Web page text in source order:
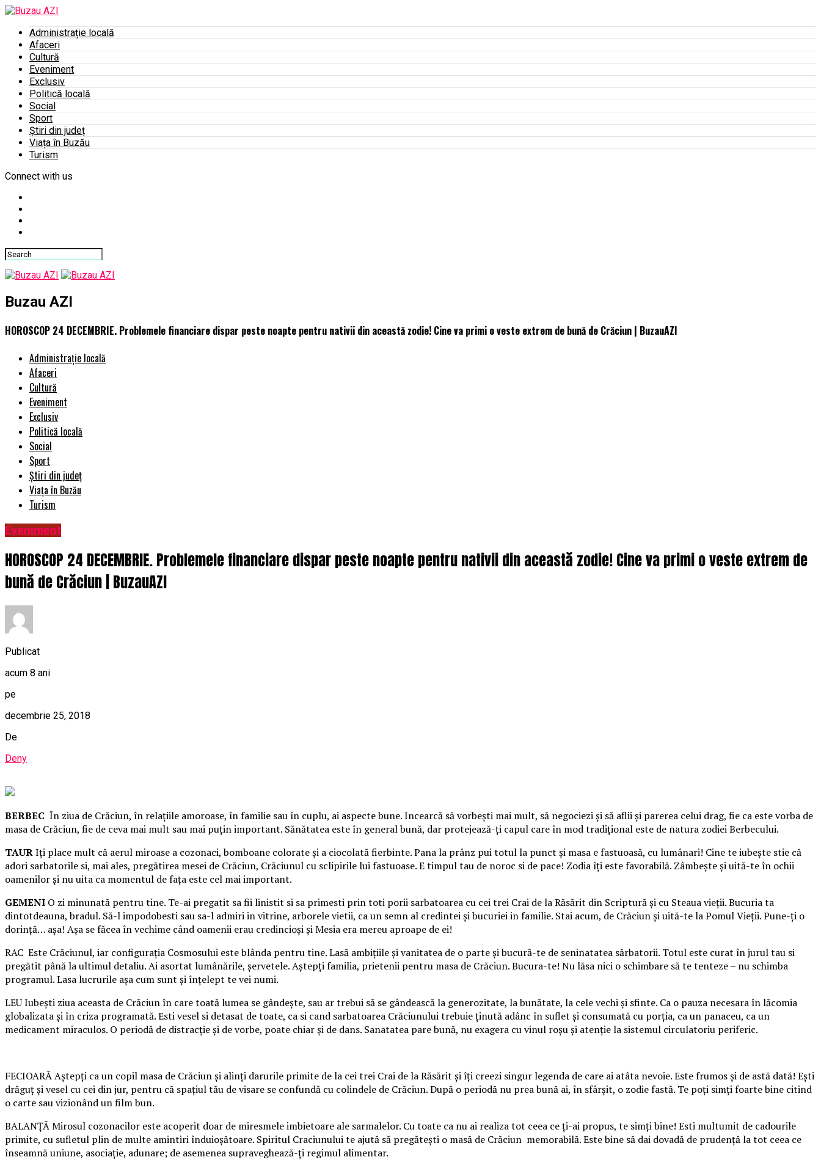
Administrație locală
Afaceri
Cultură
Eveniment
Exclusiv
Politică locală
Social
Sport
Știri din județ
Viața în Buzău
Turism
Connect with us
Buzau AZI
HOROSCOP 24 DECEMBRIE. Problemele financiare dispar peste noapte pentru nativii din această zodie! Cine va primi o veste extrem de bună de Crăciun | BuzauAZI
Administrație locală
Afaceri
Cultură
Eveniment
Exclusiv
Politică locală
Social
Sport
Știri din județ
Viața în Buzău
Turism
Eveniment
HOROSCOP 24 DECEMBRIE. Problemele financiare dispar peste noapte pentru nativii din această zodie! Cine va primi o veste extrem de
bună de Crăciun | BuzauAZI
Publicat
acum 8 ani
pe
decembrie 25, 2018
De
Deny
BERBEC În ziua de Crăciun, în relaţiile amoroase, în familie sau în cuplu, ai aspecte bune. Incearcă să vorbeşti mai mult, să negociezi şi să aflii şi parerea celui drag, fie ca este vorba de
masa de Crăciun, fie de ceva mai mult sau mai puţin important. Sănătatea este în general bună, dar protejează-ţi capul care în mod tradiţional este de natura zodiei Berbecului.
TAURIţi place mult că aerul miroase a cozonaci, bomboane colorate şi a ciocolată fierbinte.Pana la prânz pui totul la punct şi masa e fastuoasă, cu lumânari! Cine te iubeşte stie că
adori sarbatorile si, mai ales, pregătirea mesei de Crăciun, Crăciunul cu sclipirile lui fastuoase. E timpul tau de noroc si de pace! Zodia îţi este favorabilă. Zâmbeşte şi uită-te în ochii
oamenilor şi nu uita ca momentul de faţa este cel mai important.
GEMENI O zi minunată pentru tine. Te-ai pregatit sa fii linistit si sa primesti prin toti porii sarbatoarea cu cei trei Crai de la Răsărit din Scriptură şi cu Steaua vieţii. Bucuria ta
dintotdeauna, bradul. Să-l impodobesti sau sa-l admiri in vitrine, arborele vietii, ca un semn al credintei şi bucuriei in familie. Stai acum, de Crăciun şi uită-te la Pomul Vieţii. Pune-ţi o
dorinţă… aşa! Aşa se făcea în vechime când oamenii erau credincioşi şi Mesia era mereu aproape de ei!
RAC Este Crăciunul, iar configuraţia Cosmosului este blânda pentru tine. Lasă ambiţiile şi vanitatea de o parte şi bucură-te de seninatatea sărbatorii. Totul este curat în jurul tau si
pregătit până la ultimul detaliu. Ai asortat lumânările, şervetele. Aştepţi familia, prietenii pentru masa de Crăciun. Bucura-te! Nu lăsa nici o schimbare să te tenteze – nu schimba
programul. Lasa lucrurile aşa cum sunt şi înţelept te vei numi.
LEU Iubeşti ziua aceasta de Crăciun în care toată lumea se gândeşte, sau ar trebui să se gândească la generozitate, la bunătate, la cele vechi şi sfinte. Ca o pauza necesara în lăcomia
globalizata şi în criza programată. Esti vesel si detasat de toate, ca si cand sarbatoarea Crăciunului trebuie ţinută adânc în suflet şi consumată cu porţia, ca un panaceu, ca un
medicament miraculos. O periodă de distracţie şi de vorbe, poate chiar şi de dans. Sanatatea pare bună, nu exagera cu vinul roşu şi atenţie la sistemul circulatoriu periferic.
FECIOARĂ Aştepţi ca un copil masa de Crăciun şi alinţi darurile primite de la cei trei Crai de la Răsărit şi îţi creezi singur legenda de care ai atâta nevoie. Este frumos şi de astă dată! Eşti
drăguţ şi vesel cu cei din jur, pentru că spaţiul tău de visare se confundă cu colindele de Crăciun. După o periodă nu prea bună ai, în sfârşit, o zodie fastă. Te poţi simţi foarte bine citind
o carte sau vizionând un film bun.
BALANŢĂ Mirosul cozonacilor este acoperit doar de miresmele imbietoare ale sarmalelor. Cu toate ca nu ai realiza tot ceea ce ţi-ai propus, te simţi bine! Esti multumit de cadourile
primite, cu sufletul plin de multe amintiri înduioşătoare. Spiritul Craciunului te ajută să pregăteşti o masă de Crăciun memorabilă. Este bine să dai dovadă de prudenţă la tot ceea ce
înseamnă uniune, asociaţie, adunare; de asemenea supraveghează-ţi regimul alimentar.